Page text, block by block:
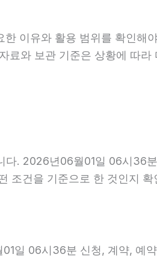
이유와 활용 범위를 확인해
료와 보관 기준은 상황에 따라
다. 2026년06월01일 06시36
조건을 기준으로 한 것인지 확
일 06시36분 신청, 계약, 예